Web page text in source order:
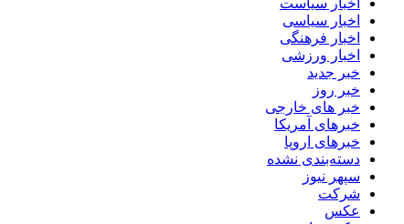
اخبار سیاسی
اخبار فرهنگی
اخبار ورزشی
خبر جدید
خبر روز
خبر های خارجی
خبرهای آمریکا
خبرهای اروپا
دسته‌بندی نشده
سپهر نیوز
شرکت
عکس